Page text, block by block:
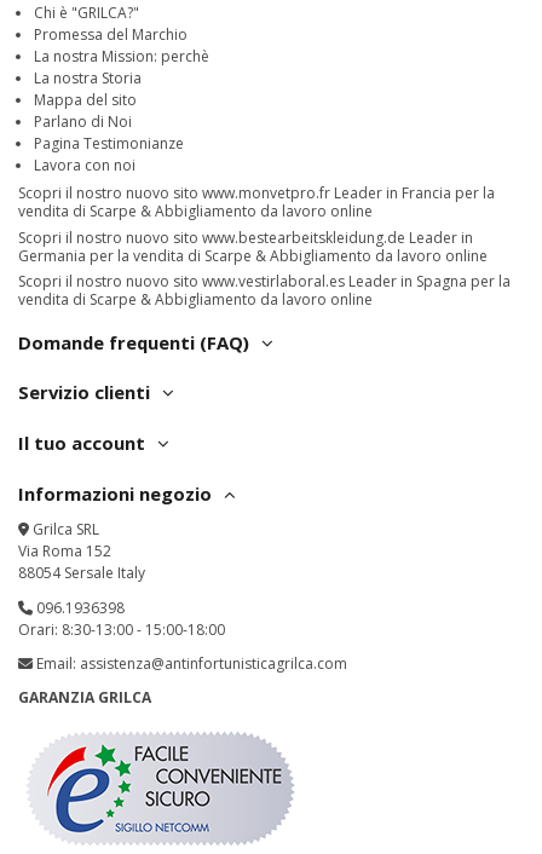
Chi è "GRILCA?"
Promessa del Marchio
La nostra Mission: perchè
La nostra Storia
Mappa del sito
Parlano di Noi
Pagina Testimonianze
Lavora con noi
Scopri il nostro nuovo sito www.monvetpro.fr Leader in Francia per la
vendita di Scarpe & Abbigliamento da lavoro online
Scopri il nostro nuovo sito www.bestearbeitskleidung.de Leader in
Germania per la vendita di Scarpe & Abbigliamento da lavoro online
Scopri il nostro nuovo sito www.vestirlaboral.es Leader in Spagna per la
vendita di Scarpe & Abbigliamento da lavoro online
Domande frequenti (FAQ)
Servizio clienti
Il tuo account
Informazioni negozio
Grilca SRL
Via Roma 152
88054 Sersale Italy
096.1936398
Orari: 8:30-13:00 - 15:00-18:00
Email: assistenza@antinfortunisticagrilca.com
GARANZIA GRILCA